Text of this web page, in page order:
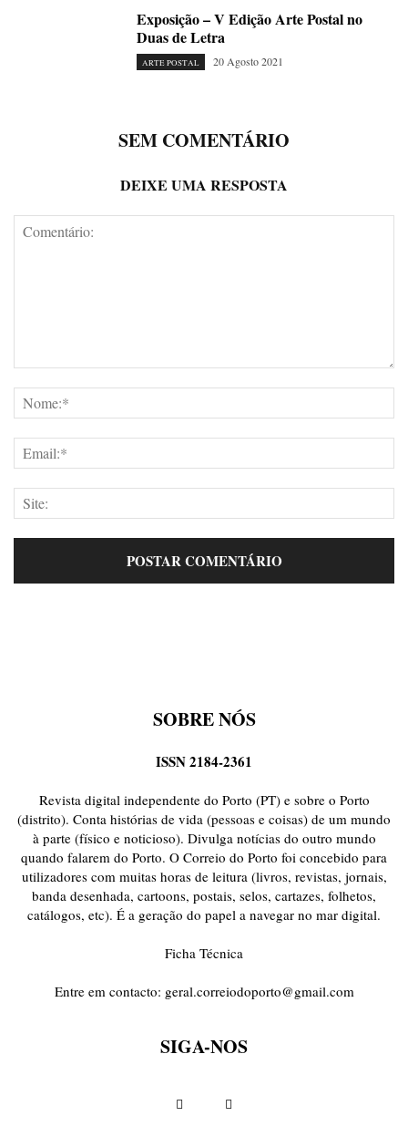
Exposição – V Edição Arte Postal no
Duas de Letra
ARTE POSTAL 20 Agosto 2021
SEM COMENTÁRIO
DEIXE UMA RESPOSTA
SOBRE NÓS
ISSN 2184-2361
Revista digital independente do Porto (PT) e sobre o Porto
(distrito). Conta histórias de vida (pessoas e coisas) de um mundo
à parte (físico e noticioso). Divulga notícias do outro mundo
quando falarem do Porto. O Correio do Porto foi concebido para
utilizadores com muitas horas de leitura (livros, revistas, jornais,
banda desenhada, cartoons, postais, selos, cartazes, folhetos,
catálogos, etc). É a geração do papel a navegar no mar digital.
Ficha Técnica
Entre em contacto: geral.correiodoporto@gmail.com
SIGA-NOS